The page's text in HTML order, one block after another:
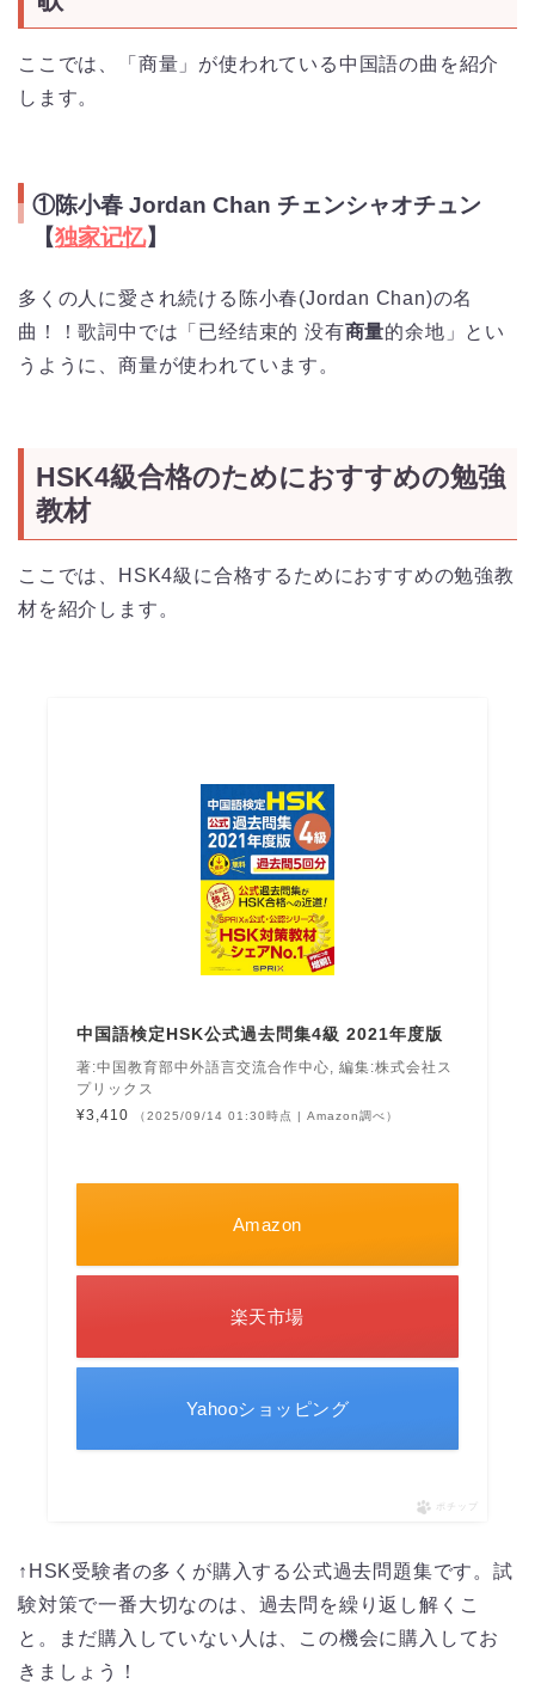
ここでは、「商量」が使われている中国語の曲を紹介
します。
①陈小春 Jordan Chan チェンシャオチュン
【独家记忆】
多くの人に愛され続ける陈小春(Jordan Chan)の名
曲！！歌詞中では「已经结束的 没有商量的余地」とい
うように、商量が使われています。
HSK4級合格のためにおすすめの勉強
教材
ここでは、HSK4級に合格するためにおすすめの勉強教
材を紹介します。
中国語検定HSK公式過去問集4級 2021年度版
著:中国教育部中外語言交流合作中心, 編集:株式会社ス
プリックス
¥3,410
（2025/09/14 01:30時点 | Amazon調べ）
Amazon
楽天市場
Yahooショッピング
ポチップ
↑HSK受験者の多くが購入する公式過去問題集です。試
験対策で一番大切なのは、過去問を繰り返し解くこ
と。まだ購入していない人は、この機会に購入してお
きましょう！